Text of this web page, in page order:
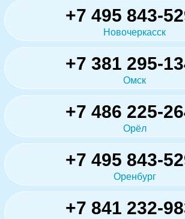
+7 495 843-
Новочеркасск
+7 381 295-
Омск
+7 486 225-
Орёл
+7 495 843-
Оренбург
+7 841 232-